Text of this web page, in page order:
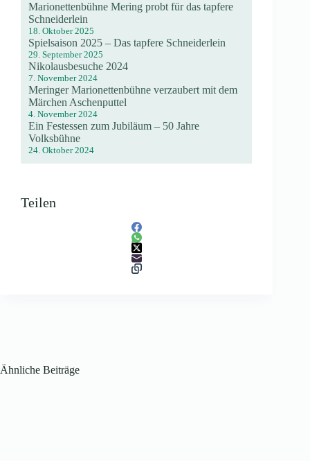
Marionettenbühne Mering probt für das tapfere
Schneiderlein
18. Oktober 2025
Spielsaison 2025 – Das tapfere Schneiderlein
29. September 2025
Nikolausbesuche 2024
7. November 2024
Meringer Marionettenbühne verzaubert mit dem
Märchen Aschenputtel
4. November 2024
Ein Festessen zum Jubiläum – 50 Jahre
Volksbühne
24. Oktober 2024
Teilen
Ähnliche Beiträge